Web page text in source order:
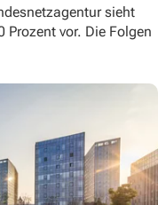
sieht
vor. Die Folgen